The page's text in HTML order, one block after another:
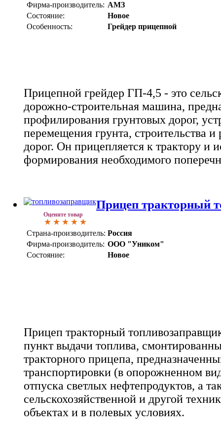
Фирма-производитель: АМЗ
Состояние:
Новое
Особенность:
Грейдер прицепной
Прицепной грейдер ГП-4,5 - это
дорожно-строительная машина,
профилирования грунтовых дорог,
перемещения грунта, строительства
дорог. Он прицепляется к трактору и
формирования необходимого
Оцените товар
Прицеп тракторный
Страна-производитель: Россия
Фирма-производитель: ООО "Уником"
Состояние:
Новое
Прицеп тракторный
пункт выдачи топлива,
тракторного прицепа,
транспортировки (в опорожненном
отпуска светлых нефтепродуктов, а
сельскохозяйственной и другой
объектах и в полевых условиях.